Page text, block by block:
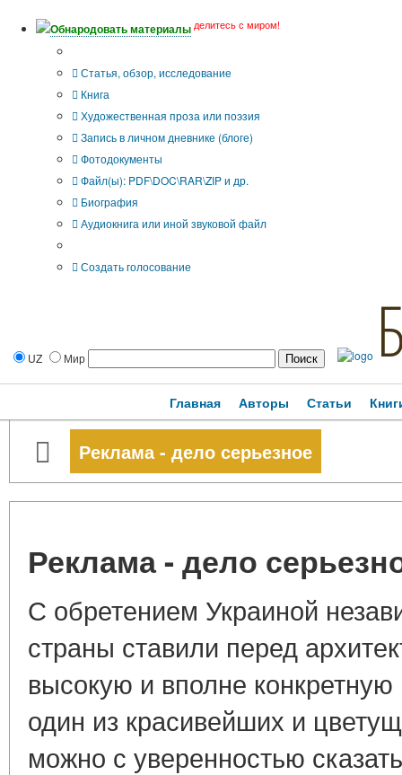
Обнародовать материалы делитесь с миром!
Статья, обзор, исследование
Книга
Художественная проза или поэзия
Запись в личном дневнике (блоге)
Фотодокументы
Файл(ы): PDF\DOC\RAR\ZIP и др.
Биография
Аудиокнига или иной звуковой файл
Создать голосование
UZ Мир
Главная Авторы Статьи
Реклама - дело серьезное
Реклама - дело
С обретением Украиной
страны ставили перед
высокую и вполне
один из красивейших и
можно с уверенностью